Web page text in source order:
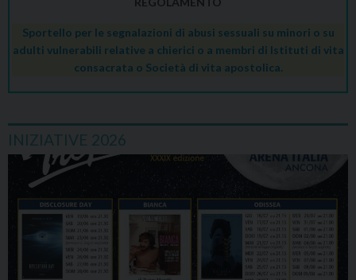
Sportello per le segnalazioni di abusi sessuali su minori o su
adulti vulnerabili relative a chierici o a membri di Istituti di vita
consacrata o Società di vita apostolica.
INIZIATIVE 2026